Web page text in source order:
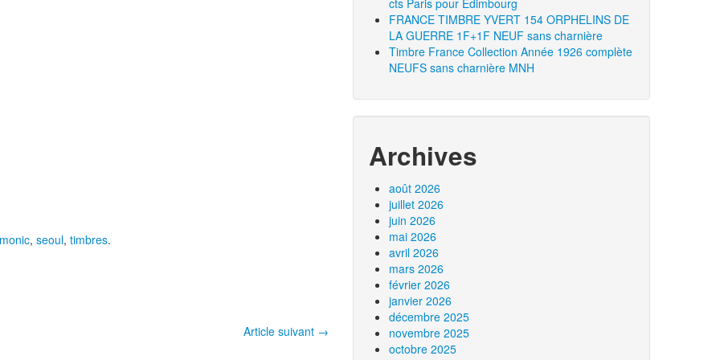
, seoul, timbres.
Article suivant →
cts Paris pour Edimbourg
FRANCE TIMBRE YVERT 154 ORPHELINS DE
LA GUERRE 1F+1F NEUF sans charnière
Timbre France Collection Année 1926 complète
NEUFS sans charnière MNH
Archives
août 2026
juillet 2026
juin 2026
mai 2026
avril 2026
mars 2026
février 2026
janvier 2026
décembre 2025
novembre 2025
octobre 2025